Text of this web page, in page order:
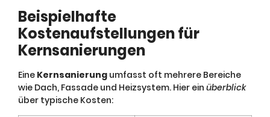
Beispielhafte
Kostenaufstellungen für
Kernsanierungen
Eine Kernsanierung umfasst oft mehrere Bereiche
wie Dach, Fassade und Heizsystem. Hier ein überblick
über typische Kosten: